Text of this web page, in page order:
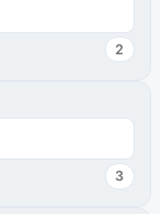
2
3